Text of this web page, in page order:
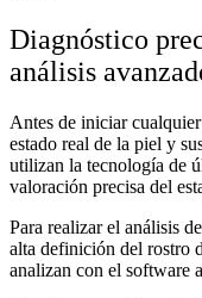
Diagnóstico
análisis
Antes de iniciar
estado real de la piel y
utilizan la tecnología de
valoración precisa del
Para realizar el análisis
alta definición del rostro
analizan con el software